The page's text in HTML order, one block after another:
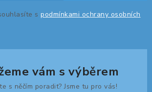
s podmínkami ochrany osobních
vám s výběrem
s něčím poradit? Jsme tu pro vás!